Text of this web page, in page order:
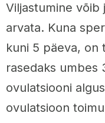
Viljastumine võib
arvata. Kuna
kuni 5 päeva, on
rasedaks umbes
ovulatsiooni
ovulatsioon